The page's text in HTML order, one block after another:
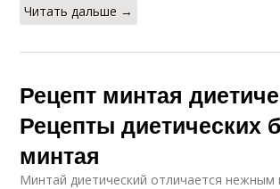
Читать дальше →
Рецепт минтая
Рецепты диетических
минтая
Минтай диетический отличается нежным